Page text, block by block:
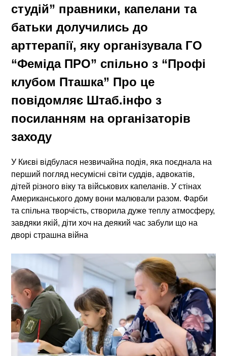
студій” правники, капелани та
батьки долучились до
арттерапії, яку організувала ГО
“Феміда ПРО” спільно з “Профі
клубом Пташка” Про це
повідомляє Штаб.інфо з
посиланням на організаторів
заходу
У Києві відбулася незвичайна подія, яка поєднала на
перший погляд несумісні світи суддів, адвокатів,
дітей різного віку та військових капеланів. У стінах
Американського дому вони малювали разом. Фарби
та спільна творчість, створила дуже теплу атмосферу,
завдяки якій, діти хоч на деякий час забули що на
дворі страшна війна